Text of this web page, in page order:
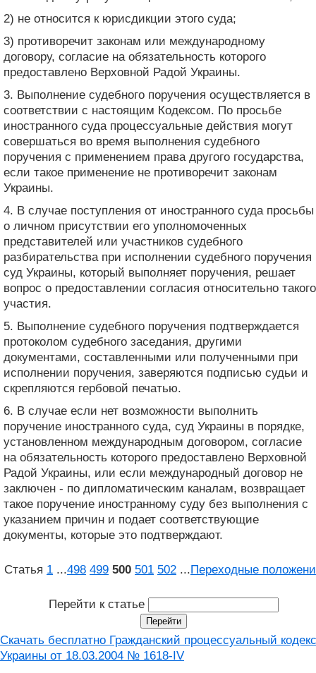
2) не относится к юрисдикции этого суда;
3) противоречит законам или международному
договору, согласие на обязательность которого
предоставлено Верховной Радой Украины.
3. Выполнение судебного поручения осуществляется в
соответствии с настоящим Кодексом. По просьбе
иностранного суда процессуальные действия могут
совершаться во время выполнения судебного
поручения с применением права другого государства,
если такое применение не противоречит законам
Украины.
4. В случае поступления от иностранного суда просьбы
о личном присутствии его уполномоченных
представителей или участников судебного
разбирательства при исполнении судебного поручения
суд Украины, который выполняет поручения, решает
вопрос о предоставлении согласия относительно такого
участия.
5. Выполнение судебного поручения подтверждается
протоколом судебного заседания, другими
документами, составленными или полученными при
исполнении поручения, заверяются подписью судьи и
скрепляются гербовой печатью.
6. В случае если нет возможности выполнить
поручение иностранного суда, суд Украины в порядке,
установленном международным договором, согласие
на обязательность которого предоставлено Верховной
Радой Украины, или если международный договор не
заключен - по дипломатическим каналам, возвращает
такое поручение иностранному суду без выполнения с
указанием причин и подает соответствующие
документы, которые это подтверждают.
Статья 1 ...498 499 500 501 502 ...Переходные
Перейти к статье
Скачать бесплатно Гражданский процессуальный кодекс
Украины от 18.03.2004 № 1618-IV